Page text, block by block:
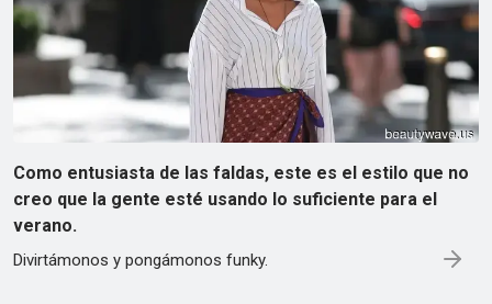
Como entusiasta de las faldas, este es el estilo que no
creo que la gente esté usando lo suficiente para el
verano.
Divirtámonos y pongámonos funky.